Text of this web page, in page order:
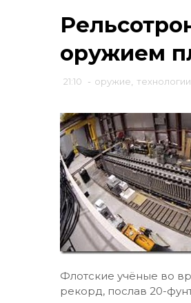
оружием
21:10 - оружие технологии
Флотские учёные во
рекорд, послав 20-